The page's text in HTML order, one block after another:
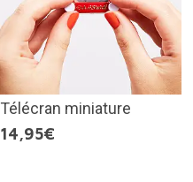
Télécran miniature
14,95€